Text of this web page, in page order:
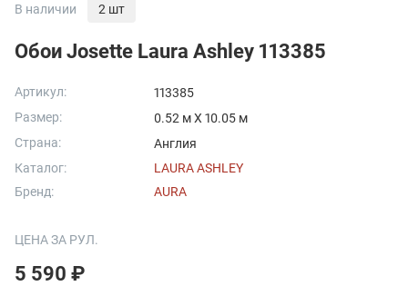
В наличии 2 шт
Обои Josette Laura Ashley 113385
Артикул:
113385
Размер:
0.52 м X 10.05 м
Страна:
Англия
Каталог:
LAURA ASHLEY
Бренд:
AURA
ЦЕНА ЗА РУЛ.
5 590 ₽